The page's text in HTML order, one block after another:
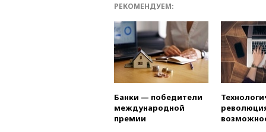
РЕКОМЕНДУЕМ:
Банки — победители
международной
премии